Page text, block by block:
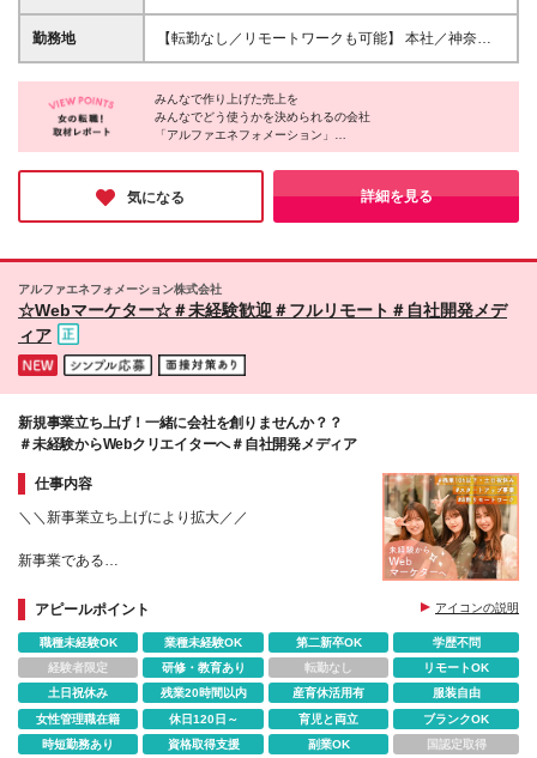
ランクは問いません。 ★社会人未経験の方も歓迎し
ます！ ◎Webに日常的に触れている方は歓迎！ # ＼
たい ■SNSに関わる仕事にチャレンジしたい
■YouTube、TikTok、Instagramに興味がある方 ■AIに
興味がある方 ■専門的スキルを身に着けたい方
を考慮して決定します。 試用期間中：（6ヶ月） 一都
三県：月給22万円～50万円 その他：月給20万円～50
勤務地
【転勤なし／リモートワークも可能】 本社／神奈川
県横浜市港北区篠原町3014 東急新横浜南ビル5階 ※
勤務地はご希望を考慮し、決定します。 ※転居を伴う
転勤はありません。 【プロジェクト先】 一都三県、
関東、中部、関西、中国、九州、東北など多数！ ま
たは各近郊のプロジェクト先 ※希望を考慮の上、配属
プロジェクトを決定します。 （北海道、青森県、岩
手県、宮城県、秋田県、山形県、福島県、茨城県、栃
県、鹿児島県） (変更の範囲)上記を除く当社関連勤務
地
みんなで作り上げた売上を
みんなでどう使うかを決められるの会社
「アルファエネフォメーション」
上記を第一に考え、会社として、チームとして動いています。
【創造を現実に。世界一諦めの悪いチームが常識を超えた結果を
作る。】
新たなステージへと羽ばたいています。
また、何より感じたのはとにかく風通しの良い会社です。
気になる 詳細を見る
アルファエネフォメーション株式会社
☆Webマーケター☆＃未経験歓迎＃フルリモート＃自社開発メデ
ィア
新規事業立ち上げ！一緒に会社を創りませんか？？
＃未経験からWebクリエイターへ＃自社開発メディア
仕事内容
＼＼新事業立ち上げにより拡大／／
新事業である
最先端で働きたい方大歓迎！
動機は「Webデザイナー・Webマーケターってなん
か興味がある」だけで大丈夫
アピールポイント アイコンの説明
職種未経験OK 業種未経験OK 第二新卒OK
学歴不問
経験者限定
研修・教育あり 転勤なし
リモートOK
土日祝休み
残業20時間以内 産育休活用有
服装自由
女性管理職在籍
休日120日～ 育児と両立
ブランクOK
時短勤務あり
資格取得支援 副業OK 国認定取得